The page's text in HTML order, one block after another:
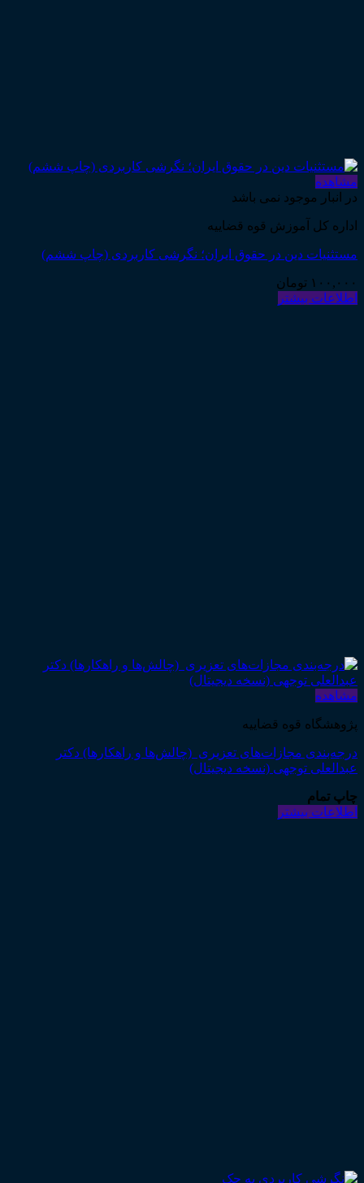
مشاهده
در انبار موجود نمی باشد
اداره کل آموزش قوه قضاییه
مستثنیات دین در حقوق ایران؛ نگرشی کاربردی (چاپ ششم)
۱۰۰,۰۰۰ تومان
اطلاعات بیشتر
مشاهده
پژوهشگاه قوه قضاییه
درجه‌بندی مجازات‌های تعزیری (چالش‌ها و راهکارها) دکتر
عبدالعلی توجهی (نسخه دیجیتال)
چاپ تمام
اطلاعات بیشتر